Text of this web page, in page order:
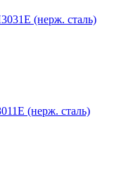
(нерж. сталь)
(нерж. сталь)